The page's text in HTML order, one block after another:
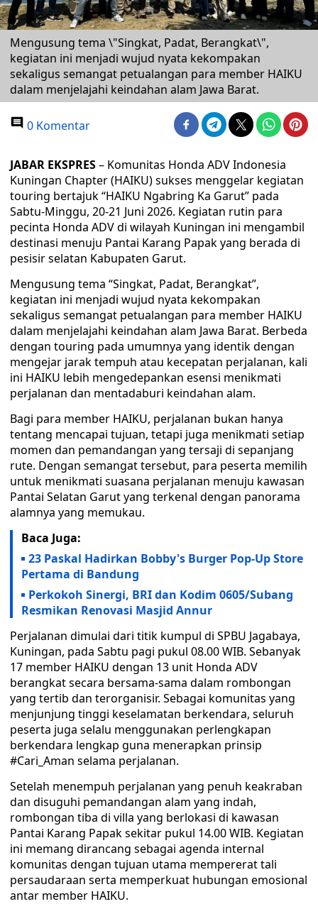
Mengusung tema \"Singkat, Padat, Berangkat\",
kegiatan ini menjadi wujud nyata kekompakan
sekaligus semangat petualangan para member HAIKU
dalam menjelajahi keindahan alam Jawa Barat.
0 Komentar
JABAR EKSPRES– Komunitas Honda ADV Indonesia
Kuningan Chapter (HAIKU) sukses menggelar kegiatan
touring bertajuk “HAIKU Ngabring Ka Garut” pada
Sabtu-Minggu, 20-21 Juni 2026. Kegiatan rutin para
pecinta Honda ADV di wilayah Kuningan ini mengambil
destinasi menuju Pantai Karang Papak yang berada di
pesisir selatan Kabupaten Garut.
Mengusung tema “Singkat, Padat, Berangkat”,
kegiatan ini menjadi wujud nyata kekompakan
sekaligus semangat petualangan para member HAIKU
dalam menjelajahi keindahan alam Jawa Barat. Berbeda
dengan touring pada umumnya yang identik dengan
mengejar jarak tempuh atau kecepatan perjalanan, kali
ini HAIKU lebih mengedepankan esensi menikmati
perjalanan dan mentadaburi keindahan alam.
Bagi para member HAIKU, perjalanan bukan hanya
tentang mencapai tujuan, tetapi juga menikmati setiap
momen dan pemandangan yang tersaji di sepanjang
rute. Dengan semangat tersebut, para peserta memilih
untuk menikmati suasana perjalanan menuju kawasan
Pantai Selatan Garut yang terkenal dengan panorama
alamnya yang memukau.
Baca Juga:
23 Paskal Hadirkan Bobby's Burger Pop-Up Store
Pertama di Bandung
Perkokoh Sinergi, BRI dan Kodim 0605/Subang
Resmikan Renovasi Masjid Annur
Perjalanan dimulai dari titik kumpul di SPBU Jagabaya,
Kuningan, pada Sabtu pagi pukul 08.00 WIB. Sebanyak
17 member HAIKU dengan 13 unit Honda ADV
berangkat secara bersama-sama dalam rombongan
yang tertib dan terorganisir. Sebagai komunitas yang
menjunjung tinggi keselamatan berkendara, seluruh
peserta juga selalu menggunakan perlengkapan
berkendara lengkap guna menerapkan prinsip
#Cari_Aman selama perjalanan.
Setelah menempuh perjalanan yang penuh keakraban
dan disuguhi pemandangan alam yang indah,
rombongan tiba di villa yang berlokasi di kawasan
Pantai Karang Papak sekitar pukul 14.00 WIB. Kegiatan
ini memang dirancang sebagai agenda internal
komunitas dengan tujuan utama mempererat tali
persaudaraan serta memperkuat hubungan emosional
antar member HAIKU.